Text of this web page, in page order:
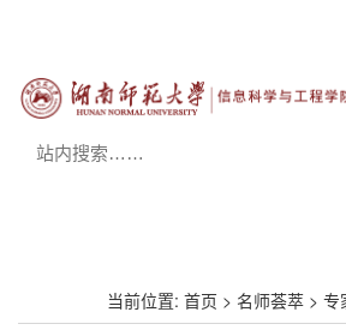
当前位置: 首页 > 名师荟萃 > 专